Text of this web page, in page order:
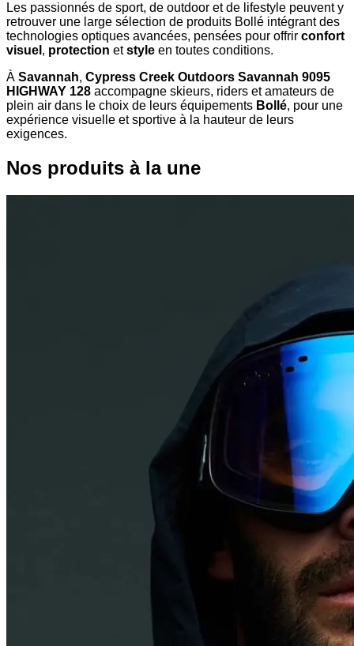
Les passionnés de sport, de outdoor et de lifestyle peuvent y
retrouver une large sélection de produits Bollé intégrant des
technologies optiques avancées, pensées pour offrir confort
visuel , protection etstyle en toutes conditions.
À Savannah, Cypress Creek Outdoors Savannah 9095
HIGHWAY 128 accompagne skieurs, riders et amateurs de
plein air dans le choix de leurs équipements Bollé, pour une
expérience visuelle et sportive à la hauteur de leurs
exigences.
Nos produits à la une